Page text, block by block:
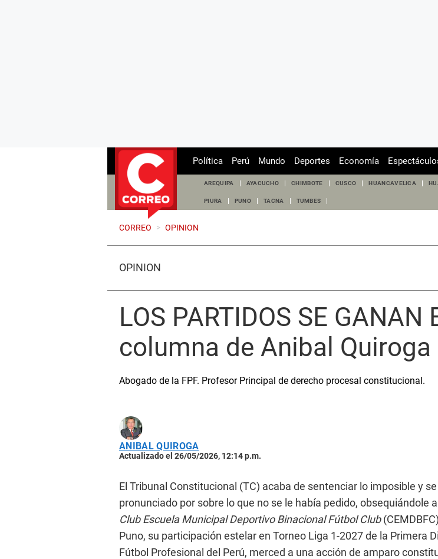
Política Perú Mundo Deportes Economía
AREQUIPA AYACUCHO CHIMBOTE CUSCO HUANCAVELICA
PIURA PUNO TACNA TUMBES
CORREO > OPINION
OPINIÓN
LOS PARTIDOS SE GANAN
columna de Anibal Quiroga
Abogado de la FPF. Profesor Principal de derecho procesal constitucional.
ANIBAL QUIROGA
Actualizado el 26/05/2026, 12:14 p.m.
El Tribunal Constitucional (TC) acaba de sentenciar lo imposible y
pronunciado por sobre lo que no se le había pedido, obsequiándole
Club Escuela Municipal Deportivo Binacional Fútbol Club
Puno, su participación estelar en Torneo Liga 1-2027 de la Primera
Fútbol Profesional del Perú, merced a una acción de amparo